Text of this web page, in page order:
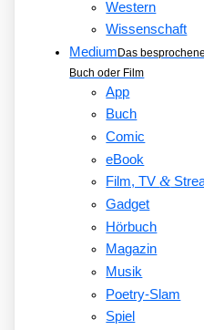
Western
Wissenschaft
MediumDas
Buch oder Film
App
Buch
Comic
eBook
Film, TV&
Gadget
Hörbuch
Magazin
Musik
Poetry-Slam
Spiel